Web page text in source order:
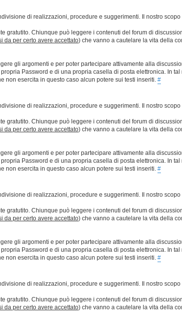
di realizzazioni, procedure e suggerimenti. Il nostro
gratutito. Chiunque può leggere i contenuti del forum di
da per certo avere accettato) che vanno a cautelare la vita della
gli argomenti e per poter partecipare attivamente alla
Password e di una propria casella di posta elettronica. In
non esercita in questo caso alcun potere sui testi inseriti. #
di realizzazioni, procedure e suggerimenti. Il nostro
gratutito. Chiunque può leggere i contenuti del forum di
da per certo avere accettato) che vanno a cautelare la vita della
gli argomenti e per poter partecipare attivamente alla
Password e di una propria casella di posta elettronica. In
non esercita in questo caso alcun potere sui testi inseriti. #
di realizzazioni, procedure e suggerimenti. Il nostro
gratutito. Chiunque può leggere i contenuti del forum di
da per certo avere accettato) che vanno a cautelare la vita della
gli argomenti e per poter partecipare attivamente alla
Password e di una propria casella di posta elettronica. In
non esercita in questo caso alcun potere sui testi inseriti. #
di realizzazioni, procedure e suggerimenti. Il nostro
gratutito. Chiunque può leggere i contenuti del forum di
da per certo avere accettato) che vanno a cautelare la vita della